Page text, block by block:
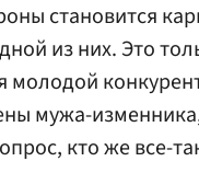
становится
из них. Это
молодой
мужа-
кто же все-